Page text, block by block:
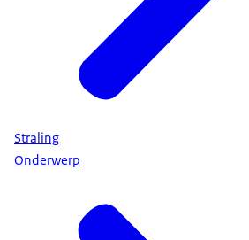
Straling
Onderwerp